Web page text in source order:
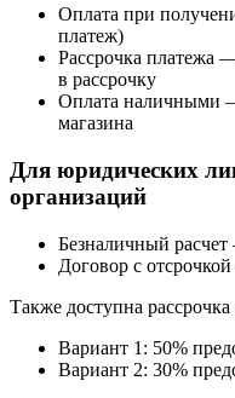
Оплата при
платеж)
Рассрочка платежа
в рассрочку
Оплата наличными
магазина
Для юридических
организаций
Безналичный
Договор с
Также доступна рассрочка
Вариант 1: 50%
Вариант 2: 30%